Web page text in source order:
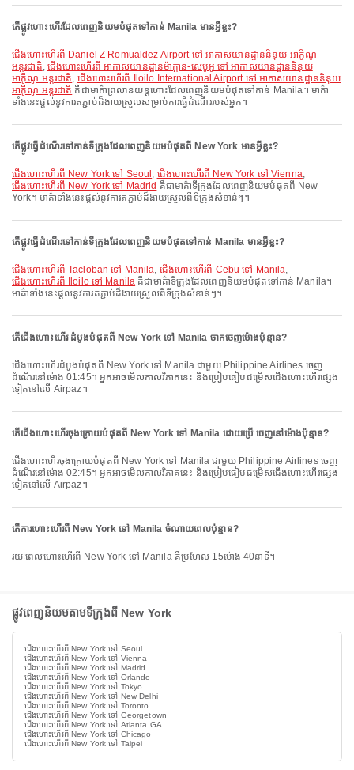
តើផ្លូវហោះហើរដែលពេញនិយមបំផុតទៅកាន់ Manila មានអ្វីខ្លះ?
ជើងហោះហើរពី Daniel Z Romualdez Airport ទៅ អាកាសយានដ្ឋាននិនុយ អាកូីណូ
អន្តរជាតិ, ជើងហោះហើរពី អាកាសយានដ្ឋានម៉ាក្តាន-សេបូអូ ទៅ អាកាសយានដ្ឋាននិនុយ
អាកូីណូ អន្តរជាតិ, ជើងហោះហើរពី Iloilo International Airport ទៅ អាកាសយានដ្ឋាននិនុយ
អាកូីណូ អន្តរជាតិ គឺជាមាគ៌ាព្រលានយន្តហោះដែលពេញនិយមបំផុតទៅកាន់ Manila។ មាគ៌ា
ទាំងនេះផ្តល់នូវការតភ្ជាប់ដ៏ងាយស្រួលសម្រាប់ការធ្វើដំណើររបស់អ្នក។
តើផ្លូវធ្វើដំណើរទៅកាន់ទីក្រុងដែលពេញនិយមបំផុតពី New York មានអ្វីខ្លះ?
ជើងហោះហើរពី New York ទៅ Seoul , ជើងហោះហើរពី New York ទៅ Vienna,
ជើងហោះហើរពី New York ទៅ Madrid គឺជាមាគ៌ាទីក្រុងដែលពេញនិយមបំផុតពី New
York។ មាគ៌ាទាំងនេះផ្តល់នូវការតភ្ជាប់ដ៏ងាយស្រួលពីទីក្រុងសំខាន់ៗ។
តើផ្លូវធ្វើដំណើរទៅកាន់ទីក្រុងដែលពេញនិយមបំផុតទៅកាន់ Manila មានអ្វីខ្លះ?
ជើងហោះហើរពី Tacloban ទៅ Manila, ជើងហោះហើរពី Cebu ទៅ Manila,
ជើងហោះហើរពី Iloilo ទៅ Manila គឺជាមាគ៌ាទីក្រុងដែលពេញនិយមបំផុតទៅកាន់ Manila។
មាគ៌ាទាំងនេះផ្តល់នូវការតភ្ជាប់ដ៏ងាយស្រួលពីទីក្រុងសំខាន់ៗ។
តើជើងហោះហើរ ដំបូងបំផុតពី New York ទៅ Manila ចាកចេញម៉ោងប៉ុន្មាន?
ជើងហោះហើរដំបូងបំផុតពី New York ទៅ Manila ជាមួយ Philippine Airlines ចេញ
ដំណើរនៅម៉ោង 01:45។ អ្នកអាចមើលកាលវិភាគនេះ និងប្រៀបធៀបជម្រើសជើងហោះហើរផ្សេង
ទៀតនៅលើ Airpaz។
តើជើងហោះហើរចុងក្រោយបំផុតពី New York ទៅ Manila ដោយប្រើ ចេញនៅម៉ោងប៉ុន្មាន?
ជើងហោះហើរចុងក្រោយបំផុតពី New York ទៅ Manila ជាមួយ Philippine Airlines ចេញ
ដំណើរនៅម៉ោង 02:45។ អ្នកអាចមើលកាលវិភាគនេះ និងប្រៀបធៀបជម្រើសជើងហោះហើរផ្សេង
ទៀតនៅលើ Airpaz។
តើការហោះហើរពី New York ទៅ Manila ចំណាយពេលប៉ុន្មាន?
រយៈពេលហោះហើរពី New York ទៅ Manila គឺប្រហែល 15ម៉ោង 40នាទី។
ផ្លូវពេញនិយមតាមទីក្រុងពី New York
ជើងហោះហើរពី New York ទៅ Seoul
ជើងហោះហើរពី New York ទៅ Vienna
ជើងហោះហើរពី New York ទៅ Madrid
ជើងហោះហើរពី New York ទៅ Orlando
ជើងហោះហើរពី New York ទៅ Tokyo
ជើងហោះហើរពី New York ទៅ New Delhi
ជើងហោះហើរពី New York ទៅ Toronto
ជើងហោះហើរពី New York ទៅ Georgetown
ជើងហោះហើរពី New York ទៅ Atlanta GA
ជើងហោះហើរពី New York ទៅ Chicago
ជើងហោះហើរពី New York ទៅ Taipei